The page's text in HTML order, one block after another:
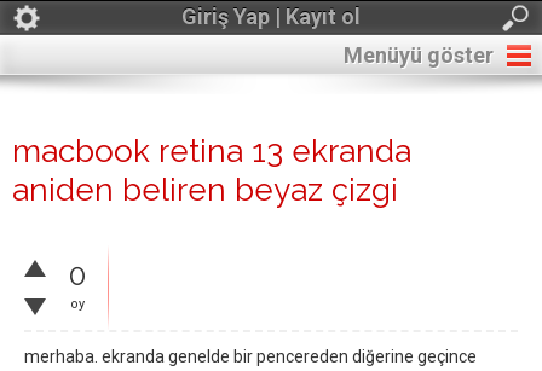
Giriş Yap | Kayıt ol
Menüyü göster
macbook retina 13 ekranda
aniden beliren beyaz çizgi
0
oy
merhaba. ekranda genelde bir pencereden diğerine geçince